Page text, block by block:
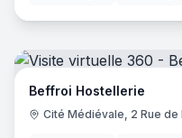
Beffroi Hostellerie
Cité Médiévale, 2 Rue de